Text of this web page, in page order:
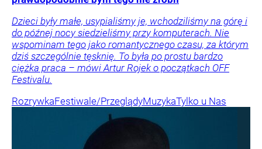
Dzieci były małe, usypialiśmy je, wchodziliśmy na górę i
do późnej nocy siedzieliśmy przy komputerach. Nie
wspominam tego jako romantycznego czasu, za którym
dziś szczególnie tęsknię. To była po prostu bardzo
ciężka praca – mówi Artur Rojek o początkach OFF
Festivalu.
RozrywkaFestiwale/PrzeglądyMuzykaTylko u Nas